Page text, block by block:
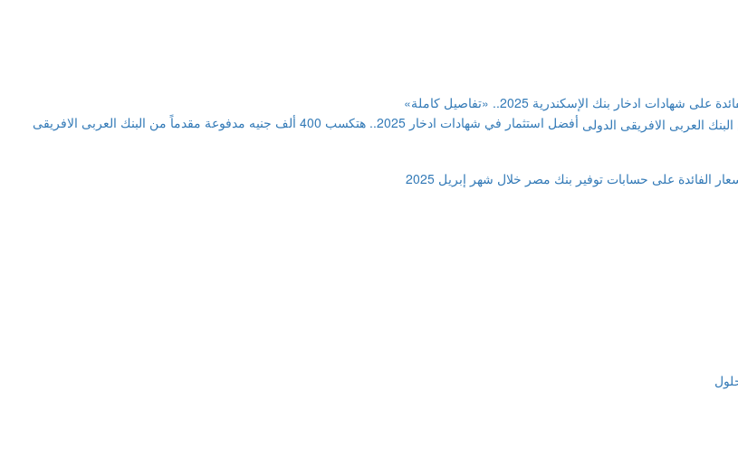
على شهادات ادخار بنك الإسكندرية 2025.. «تفاصيل كاملة»
أفضل استثمار في شهادات ادخار 2025.. هتكسب 400 ألف جنيه مدفوعة مقدماً من البنك العربى الافريقى
الفائدة على حسابات توفير بنك مصر خلال شهر إبريل 2025